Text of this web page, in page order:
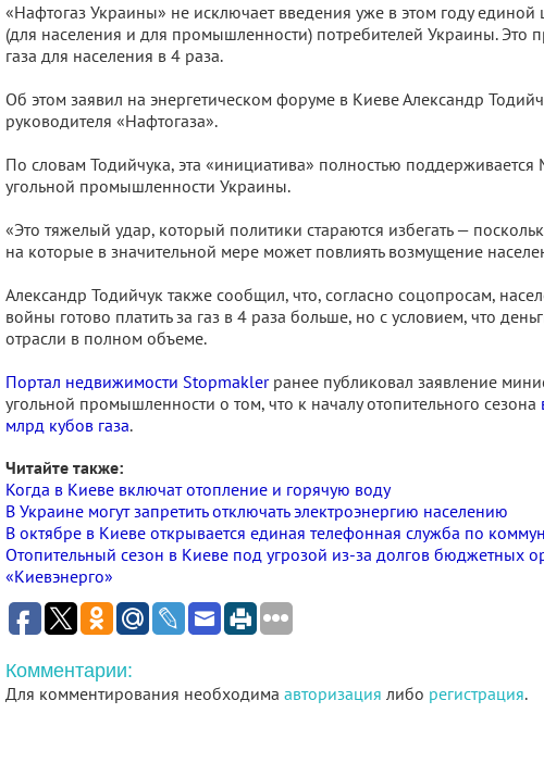
«Нафтогаз Украины» не исключает введения уже в этом году единой
(для населения и для промышленности) потребителей Украины. Это
газа для населения в 4 раза.
Об этом заявил на энергетическом форуме в Киеве Александр
руководителя «Нафтогаза».
По словам Тодийчука, эта «инициатива» полностью поддерживается
угольной промышленности Украины.
«Это тяжелый удар, который политики стараются избегать —
на которые в значительной мере может повлиять возмущение
Александр Тодийчук также сообщил, что, согласно соцопросам,
войны готово платить за газ в 4 раза больше, но с условием, что
отрасли в полном объеме.
Портал недвижимости Stopmaklerранее публиковал заявление
угольной промышленности о том, что к началу отопительного сезона
млрд кубов газа.
Читайте также:
Когда в Киеве включат отопление и горячую воду
В Украине могут запретить отключать электроэнергию населению
В октябре в Киеве открывается единая телефонная служба по
Отопительный сезон в Киеве под угрозой из-за долгов бюджетных
«Киевэнерго»
Комментарии:
Для комментирования необходима авторизация либо регистрация.